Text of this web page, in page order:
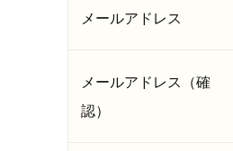
メールアドレス
メールアドレス（確
認）